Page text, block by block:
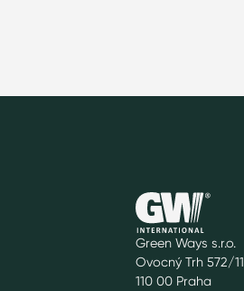
Green Ways s.r.o.
Ovocný Trh 572/11
110 00 Praha